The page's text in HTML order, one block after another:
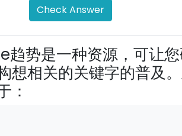
Check Answer
趋势是一种资源，可让
想相关的关键字的普及
：